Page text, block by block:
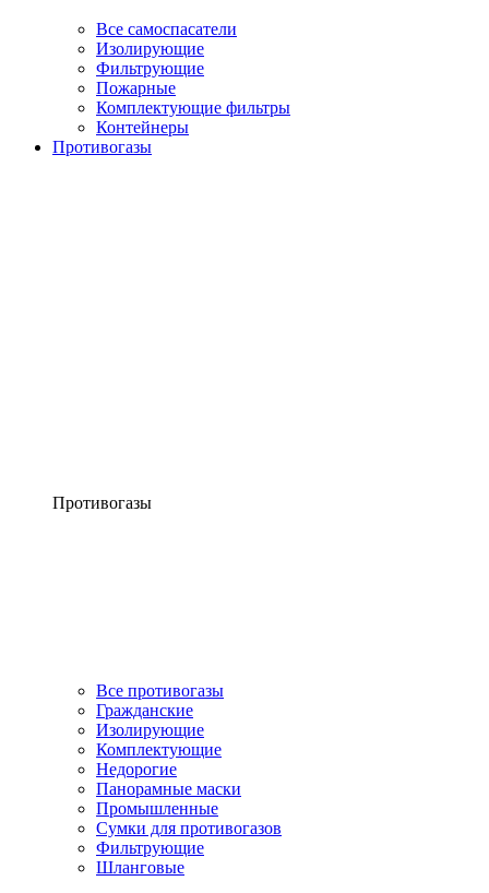
Все самоспасатели
Изолирующие
Фильтрующие
Пожарные
Комплектующие фильтры
Контейнеры
Противогазы
Противогазы
Все противогазы
Гражданские
Изолирующие
Комплектующие
Недорогие
Панорамные маски
Промышленные
Сумки для противогазов
Фильтрующие
Шланговые